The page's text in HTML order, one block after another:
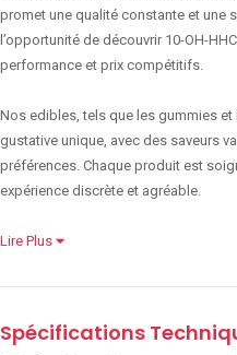
promet une qualité constante et une
l’opportunité de découvrir 10-OH-
performance et prix compétitifs.
Nos edibles, tels que les gummies
gustative unique, avec des saveurs
préférences. Chaque produit est
expérience discrète et agréable.
Lire Plus
Spécifications